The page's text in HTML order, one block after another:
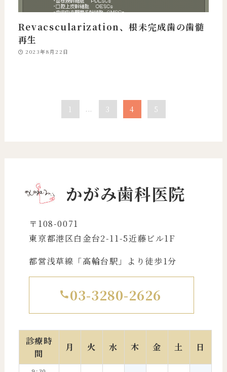
Revacscularization、根未完成歯の歯髄
再生
2023年8月22日
1 ... 3 4 5
診療時
間
月 火 水 木 金 土 日
かがみ歯科医院
〒108-0071
東京都港区白金台2-11-5近藤ビル1F
都営浅草線「高輪台駅」より徒歩1分
03-3280-2626